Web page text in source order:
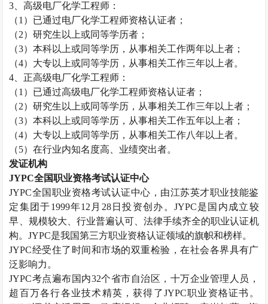
3 、高级电厂化学工程师：
（1 ）已通过电厂化学工程师资格认证者；
（2）研究生以上或同等学历者；
（3）本科以上或同等学历，从事相关工作两年以上者；
（4）大专以上或同等学历，从事相关工作三年以上者。
4 、正高级电厂化学工程师：
（1 ）已通过高级电厂化学工程师资格认证者；
（2）研究生以上或同等学历，从事相关工作三年以上者；
（3）本科以上或同等学历，从事相关工作五年以上者；
（4）大专以上或同等学历，从事相关工作八年以上者。
（5）在行业内知名度高、业绩突出者。
发证机构
JYPC全国职业资格考试认证中心
JYPC全国职业资格考试认证中心，由江苏英才职业技能鉴
定集团于1999年12 月 28日投资创办。 JYPC是国内成立较
早、规模较大、行业普遍认可、法律手续齐全的职业认证机
构。JYPC是我国第三方职业资格认证领域的旗帜和榜样。
JYPC经受住了时间和市场的双重检验，在社会各界具有广
泛影响力。
JYPC考点遍布国内32个省市自治区，十万企业管理人员，
超百万各行各业技术精英，获得了JYPC职业资格证书。